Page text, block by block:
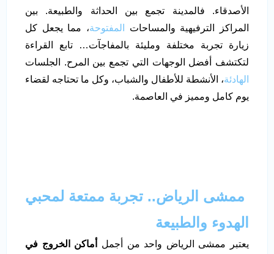
الأصدقاء. فالمدينة تجمع بين الحداثة والطبيعة. بين
المراكز الترفيهية والمساحات
المفتوحة، مما يجعل كل
زيارة تجربة مختلفة ومليئة بالمفاجآت… تابع القراءة
لتكتشف أفضل الوجهات التي تجمع بين المرح. الجلسات
الهادئة، الأنشطة للأطفال والشباب، وكل ما تحتاجه لقضاء
يوم كامل ومميز في العاصمة.
ممشى الرياض.. تجربة ممتعة لمحبي
الهدوء والطبيعة
يعتبر ممشى الرياض واحد من أجمل
أماكن الخروج في